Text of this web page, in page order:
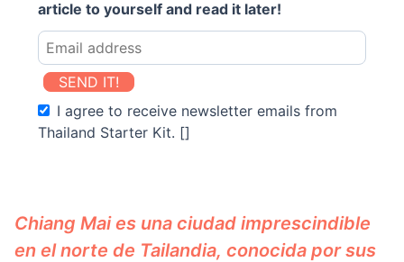
article to yourself and read it later!
SEND IT!
I agree to receive newsletter emails from
Thailand Starter Kit. []
Chiang Mai es una ciudad imprescindible
en el norte de Tailandia, conocida por sus